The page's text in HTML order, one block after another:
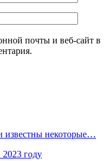
почты и веб-сайт в
известны некоторые…
году